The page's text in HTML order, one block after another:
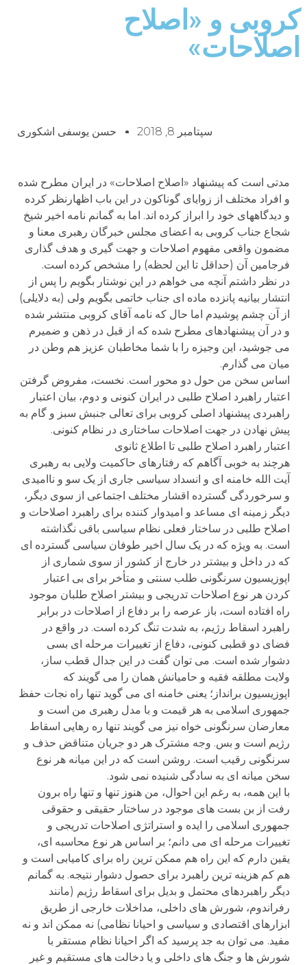
کروبی و «اصلاح
اصلاحات»
سپتامبر 8, 2018 حسن یوسفی اشکوری
مدتی است که پیشنهاد «اصلاح اصلاحات» در ایران مطرح شده
و افراد مختلف از زوایای گوناکون در این باب اظهارنظر کرده
و دیدگاههای خود را ابراز کرده اند. اما به گمانم نامه اخیر شیخ
شجاع جناب کروبی به اعضای مجلس خبرگان رهبری معنا و
مضمون واقعی مفهوم اصلاحات و جهت گیری و هدف گذاری
فرجامین آن (حداقل تا این لحظه) را مشخص کرده است.
در نظر داشتم آنچه می خواهم در این نوشتار بگویم را پس از
انتشار بیانیه پانزده ماده ای جناب خاتمی بگویم ولی (به دلایلی)
از آن چشم پوشیدم اما حال که نامه آقای کروبی منتشر شده
و در آن پیشنهادهای مطرح شده که از قبل در ذهن و ضمیرم
می جوشید، این وجیزه را با شما مخاطبان عزیز هم وطن در
میان می گذارم.
اساس سخن من حول دو محور است. نخست، مفروض گرفتن
اعتبار راهبرد اصلاح طلبی در ایران کنونی و دوم، بیان اعتبار
راهبردی پیشنهاد اصلی کروبی برای تعالی جنبش سبز و گام به
پیش نهادن در جهت اصلاحات ساختاری در نظام کنونی.
اعتبار راهبرد اصلاح طلبی تا اطلاع ثانوی
هرچند به خوبی آگاهم که رفتارهای حاکمیت ولایی به رهبری
آیت الله خامنه ای و انسداد سیاسی جاری از یک سو و ناامیدی
و سرخوردگی گسترده اقشار مختلف اجتماعی از سوی دیگر،
دیگر زمینه ای مساعد و امیدوار کننده برای راهبرد اصلاحات و
اصلاح طلبی در ساختار فعلی نظام سیاسی باقی نگذاشته
است. به ویژه که در یک سال اخیر طوفان سیاسی گسترده ای
که در داخل و بیشتر در خارج از کشور از سوی شماری از
اپوزیسیون سرنگونی طلب سنتی و متأخر برای بی اعتبار
کردن هر نوع اصلاحات تدریجی و بیشتر اصلاح طلبان موجود
راه افتاده است، باز عرصه را بر دفاع از اصلاحات در برابر
راهبرد اسقاط رژیم، به شدت تنگ کرده است. در واقع در
فضای دو قطبی کنونی، دفاع از تغییرات مرحله ای بسی
دشوار شده است. می توان گفت در این جدال قطب ساز،
ولایت مطلقه فقیه و حامیانش همان را می گویند که
اپوزیسیون برانداز؛ یعنی خامنه ای می گوید تنها راه نجات حفظ
جمهوری اسلامی به هر قیمت و با مدل رهبری من است و
معارضان سرنگونی خواه نیز می گویند تنها ره رهایی اسقاط
رژیم است و بس. وجه مشترک هر دو جریان متناقض حذف و
سرنگونی رقیب است. روشن است که در این میانه هر نوع
سخن میانه ای به سادگی شنیده نمی شود.
با این همه، به رغم این احوال، من هنوز تنها و تنها راه برون
رفت از بن بست های موجود در ساختار حقیقی و حقوقی
جمهوری اسلامی را ایده و استراتژی اصلاحات تدریجی و
تغییرات مرحله ای می دانم؛ بر اساس هر نوع محاسبه ای،
یقین دارم که این راه هم ممکن ترین راه برای کامیابی است و
هم کم هزینه ترین راهبرد برای حصول دشوار نتیجه. به گمانم
دیگر راهبردهای محتمل و بدیل برای اسقاط رژیم (مانند
رفراندوم، شورش های داخلی، مداخلات خارجی از طریق
ابزارهای اقتصادی و سیاسی و احیانا نظامی) نه ممکن اند و نه
مفید. می توان به جد پرسید که اگر احیانا نظام مستقر با
شورش ها و جنگ های داخلی و یا دخالت های مستقیم و غیر